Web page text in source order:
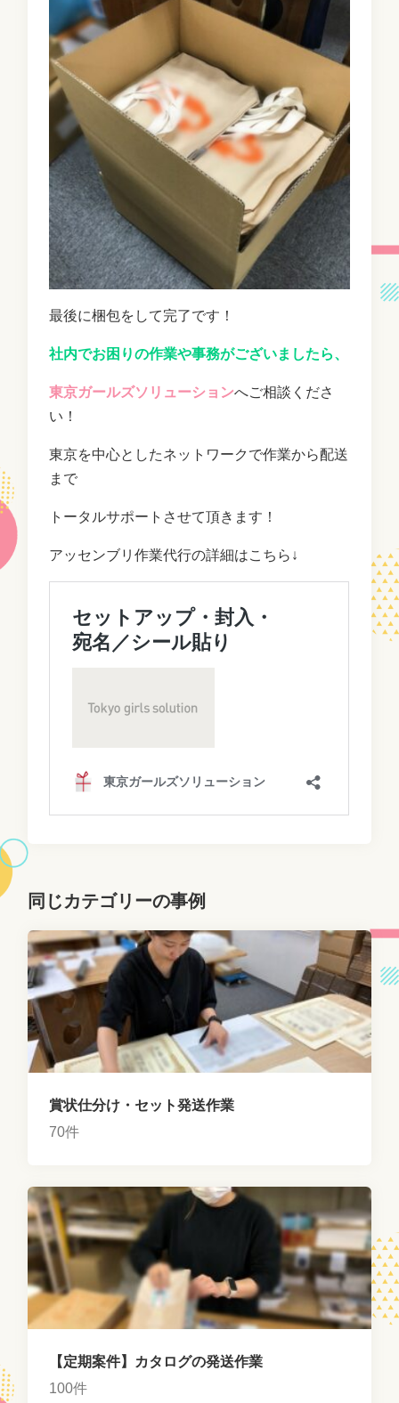
最後に梱包をして完了です！
社内でお困りの作業や事務がございましたら、
東京ガールズソリューションへご相談くださ
い！
東京を中心としたネットワークで作業から配送
まで
トータルサポートさせて頂きます！
アッセンブリ作業代行の詳細はこちら↓
同じカテゴリーの事例
賞状仕分け・セット発送作業
70件
【定期案件】カタログの発送作業
100件